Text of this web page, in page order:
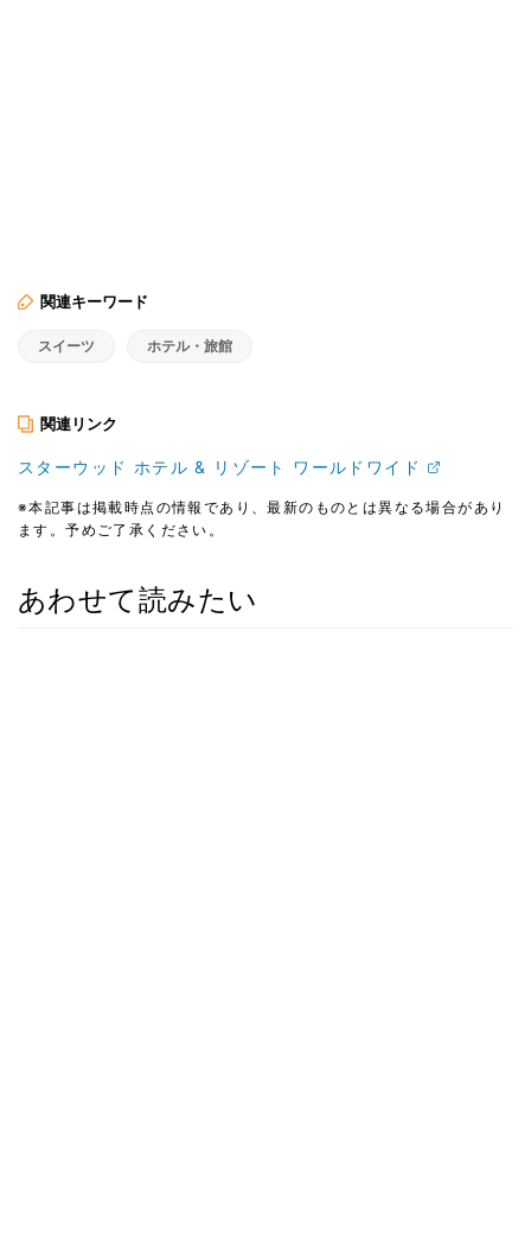
関連キーワード
スイーツ ホテル・旅館
関連リンク
スターウッド ホテル & リゾート ワールドワイド
※本記事は掲載時点の情報であり、最新のものとは異なる場合があり
ます。予めご了承ください。
あわせて読みたい